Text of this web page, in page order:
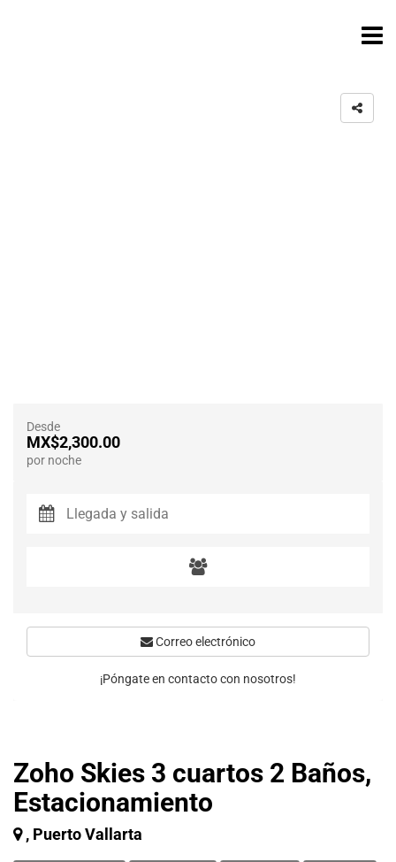
Zoho Skies 3 cuartos 2 Baños,
Estacionamiento
, Puerto Vallarta
Desde
MX$2,300.00
por noche
Correo electrónico
¡Póngate en contacto con nosotros!